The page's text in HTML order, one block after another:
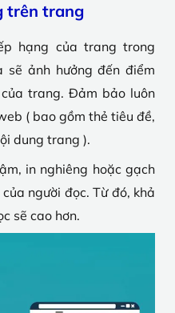
trên trang
hạng của trang trong
ảnh hưởng đến điểm
trang. Đảm bảo luôn
( bao gồm thẻ tiêu đề,
dung trang ).
in nghiêng hoặc gạch
người đọc. Từ đó, khả
sẽ cao hơn.